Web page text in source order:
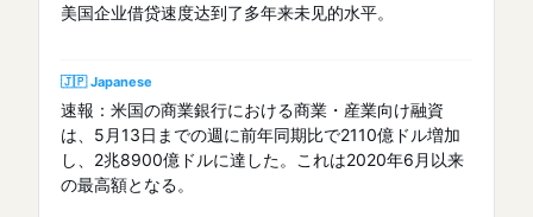
美国企业借贷速度达到了多年来未见的水平。
🇯🇵 Japanese
速報：米国の商業銀行における商業・産業向け融資
は、5月13日までの週に前年同期比で2110億ドル増加
し、2兆8900億ドルに達した。これは2020年6月以来
の最高額となる。